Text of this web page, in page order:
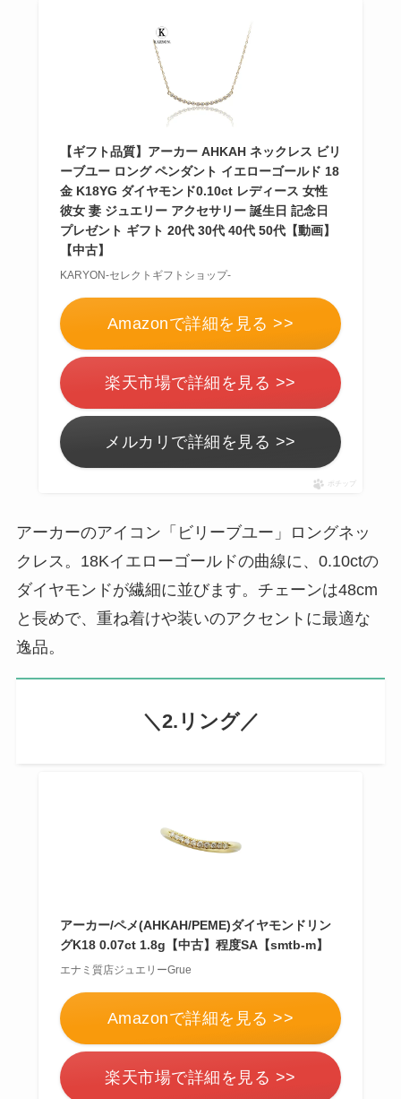
【ギフト品質】アーカー AHKAH ネックレス ビリ
ーブユー ロング ペンダント イエローゴールド 18
金 K18YG ダイヤモンド0.10ct レディース 女性
彼女 妻 ジュエリー アクセサリー 誕生日 記念日
プレゼント ギフト 20代 30代 40代 50代【動画】
【中古】
KARYON-セレクトギフトショップ-
Amazonで詳細を見る >>
楽天市場で詳細を見る >>
メルカリで詳細を見る >>
ポチップ
アーカーのアイコン「ビリーブユー」ロングネッ
クレス。18Kイエローゴールドの曲線に、0.10ctの
ダイヤモンドが繊細に並びます。チェーンは48cm
と長めで、重ね着けや装いのアクセントに最適な
逸品。
＼2.リング／
アーカー/ペメ(AHKAH/PEME)ダイヤモンドリン
グK18 0.07ct 1.8g【中古】程度SA【smtb-m】
エナミ質店ジュエリーGrue
Amazonで詳細を見る >>
楽天市場で詳細を見る >>